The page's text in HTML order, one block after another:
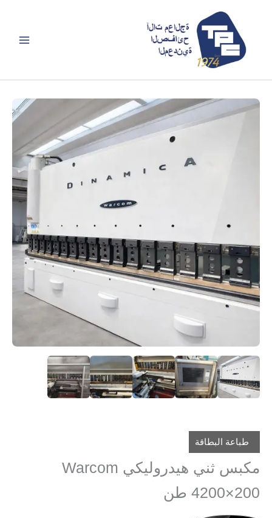
المحتوى
طباعة البطاقة
مكبس ثني هيدروليكي Warcom
4200×200 طن